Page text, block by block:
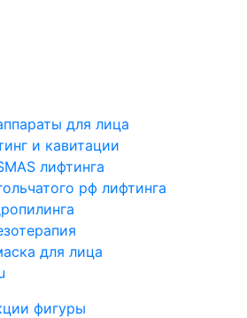
для лица
и кавитации
лифтинга
рф лифтинга
для лица
фигуры